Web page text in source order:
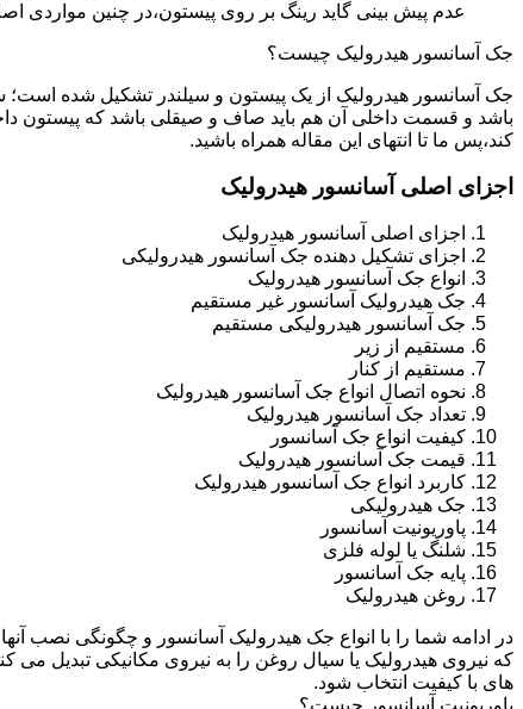
عدم پیش بینی گاید رینگ بر روی پیستون،در چنین مواردی
جک آسانسور هیدرولیک چیست؟
جک آسانسور هیدرولیک از یک پیستون و سیلندر تشکیل شده
باشد و قسمت داخلی آن هم باید صاف و صیقلی باشد که پیستون
کند،پس ما تا انتهای این مقاله همراه باشید.
اجزای اصلی آسانسور هیدرولیک
اجزای اصلی آسانسور هیدرولیک
اجزای تشکیل دهنده جک آسانسور هیدرولیکی
انواع جک آسانسور هیدرولیک
جک هیدرولیک آسانسور غیر مستقیم
جک آسانسور هیدرولیکی مستقیم
مستقیم از زیر
مستقیم از کنار
نحوه اتصال انواع جک آسانسور هیدرولیک
تعداد جک آسانسور هیدرولیک
کیفیت انواع جک آسانسور
قیمت جک آسانسور هیدرولیک
کاربرد انواع جک آسانسور هیدرولیک
جک هیدرولیکی
پاوریونیت آسانسور
شلنگ یا لوله فلزی
پایه جک آسانسور
روغن هیدرولیک
در ادامه شما را با انواع جک هیدرولیک آسانسور و چگونگی نصب
که نیروی هیدرولیک یا سیال روغن را به نیروی مکانیکی تبدیل می
های با کیفیت انتخاب شود.